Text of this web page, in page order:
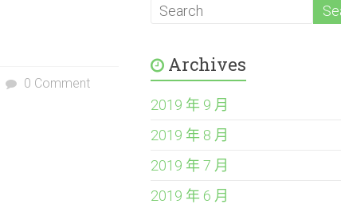
0 Comment
Archives
2019 年 9 月
2019 年 8 月
2019 年 7 月
2019 年 6 月